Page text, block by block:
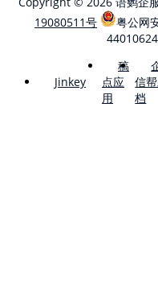
19080511号
粤公网
Jinkey
稿
点应
用
信
档